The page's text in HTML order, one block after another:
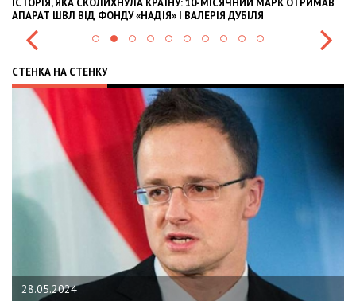
АПАРАТ ШВЛ ВІД ФОНДУ «НАДІЯ» І ВАЛЕРІЯ ДУБІЛЯ
СТЕНКА НА СТЕНКУ
28.05.2024